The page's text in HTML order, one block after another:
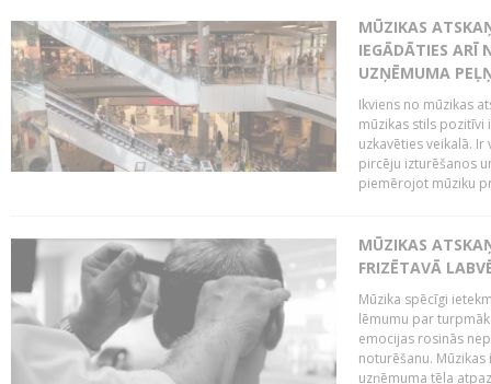
MŪZIKAS
IEGĀDĀTIES ARĪ
UZŅĒMUMA
Ikviens no mūzikas
mūzikas stils pozitīvi
uzkavēties veikalā.
pircēju izturēšanos
piemērojot mūziku
MŪZIKAS
FRIZĒTAVĀ
Mūzika spēcīgi
lēmumu par
emocijas rosinās
noturēšanu.
uzņēmuma tēla